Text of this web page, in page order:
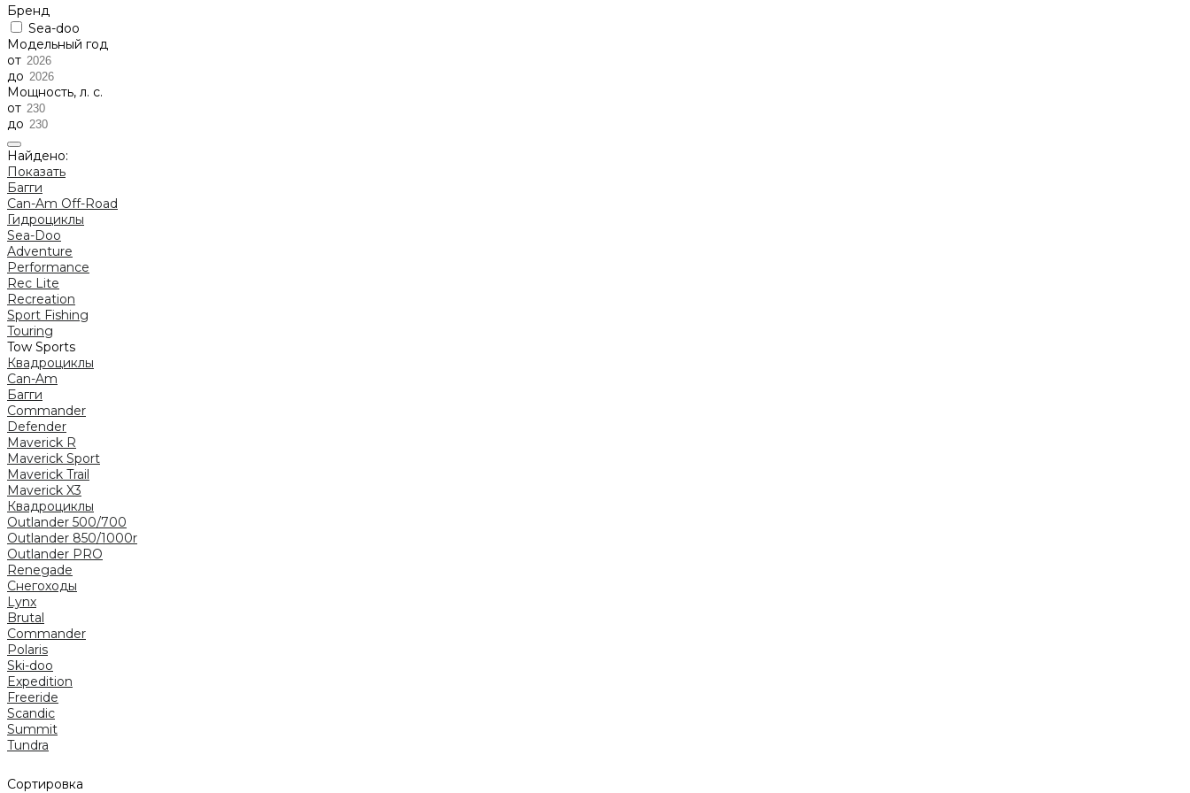
Бренд
Sea-doo
Модельный год
от
до
Мощность, л. с.
от
до
Найдено:
Показать
Багги
Can-Am Off-Road
Гидроциклы
Sea-Doo
Adventure
Performance
Rec Lite
Recreation
Sport Fishing
Touring
Tow Sports
Квадроциклы
Can-Am
Багги
Commander
Defender
Maverick R
Maverick Sport
Maverick Trail
Maverick X3
Квадроциклы
Outlander 500/700
Outlander 850/1000r
Outlander PRO
Renegade
Снегоходы
Lynx
Brutal
Commander
Polaris
Ski-doo
Expedition
Freeride
Scandic
Summit
Tundra
Сортировка